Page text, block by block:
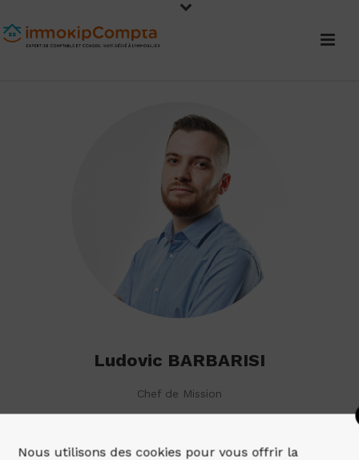
Ludovic BARBARISI
Chef de Mission
Nous utilisons des cookies pour vous offrir la